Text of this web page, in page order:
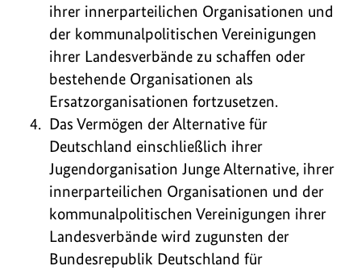
ihrer innerparteilichen Organisationen und
der kommunalpolitischen Vereinigungen
ihrer Landesverbände zu schaffen oder
bestehende Organisationen als
Ersatzorganisationen fortzusetzen.
Das Vermögen der Alternative für
Deutschland einschließlich ihrer
Jugendorganisation Junge Alternative, ihrer
innerparteilichen Organisationen und der
kommunalpolitischen Vereinigungen ihrer
Landesverbände wird zugunsten der
Bundesrepublik Deutschland für